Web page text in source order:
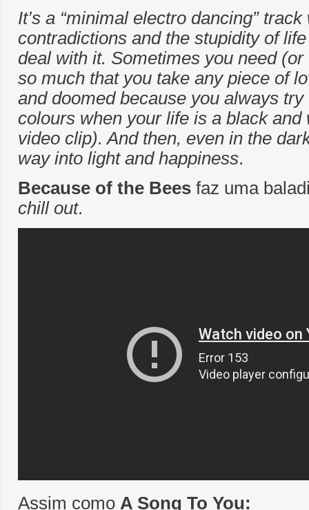
It’s a “minimal electro dancing”
contradictions and the stupidity of
deal with it. Sometimes you need
so much that you take any piece of
and doomed because you always
colours when your life is a black
video clip). And then, even in the
way into light and happiness.
Because of the Bees faz uma
chill out.
Assim como A Song To You: